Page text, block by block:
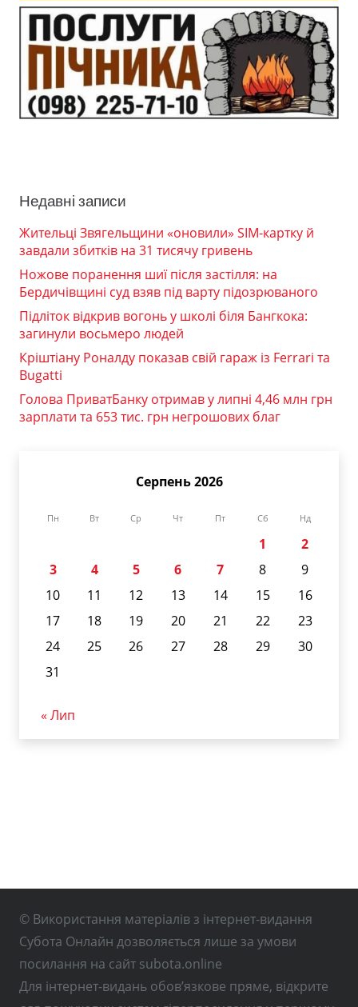
Недавні записи
Жительці Звягельщини «оновили» SIM-картку й
завдали збитків на 31 тисячу гривень
Ножове поранення шиї після застілля: на
Бердичівщині суд взяв під варту підозрюваного
Підліток відкрив вогонь у школі біля Бангкока:
загинули восьмеро людей
Кріштіану Роналду показав свій гараж із Ferrari та
Bugatti
Голова ПриватБанку отримав у липні 4,46 млн грн
зарплати та 653 тис. грн негрошових благ
Серпень 2026
Пн Вт Ср Чт Пт Сб Нд
1
2
3
4 5 6 7 8
9
10
11 12 13 14 15
16
17
18 19 20 21 22
23
24
25 26 27 28 29
30
31
« Лип
© Використання матеріалів з інтернет-видання
Субота Онлайн дозволяється лише за умови
посилання на сайт subota.online
Для інтернет-видань обов’язкове пряме, відкрите